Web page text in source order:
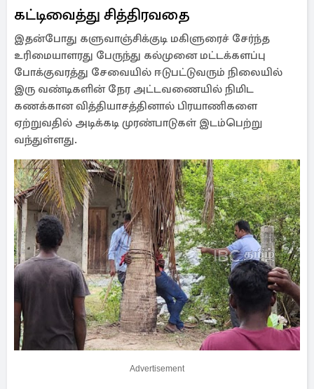
கட்டிவைத்து சித்திரவதை
இதன்போது களுவாஞ்சிக்குடி மகிளுரைச் சேர்ந்த
உரிமையாளரது பேருந்து கல்முனை மட்டக்களப்பு
போக்குவரத்து சேவையில் ஈடுபட்டுவரும் நிலையில்
இரு வண்டிகளின் நேர அட்டவணையில் நிமிட
கணக்கான வித்தியாசத்தினால் பிரயாணிகளை
ஏற்றுவதில் அடிக்கடி முரண்பாடுகள் இடம்பெற்று
வந்துள்ளது.
Advertisement